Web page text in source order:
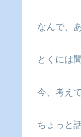
なんで、
とくには
今、考え
ちょっと